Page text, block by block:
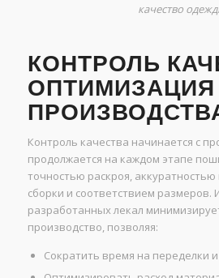
качество
КОНТРОЛЬ
ОПТИМИЗАЦИЯ
Контроль качества начинается с
продолжается на каждом этапе
точностью раскроя,
сборки и соответствием размеров.
разработанных лекал
производство, позволяя:
Сократить время на переделки